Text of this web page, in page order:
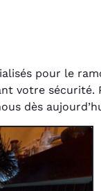
pour le
votre
dès